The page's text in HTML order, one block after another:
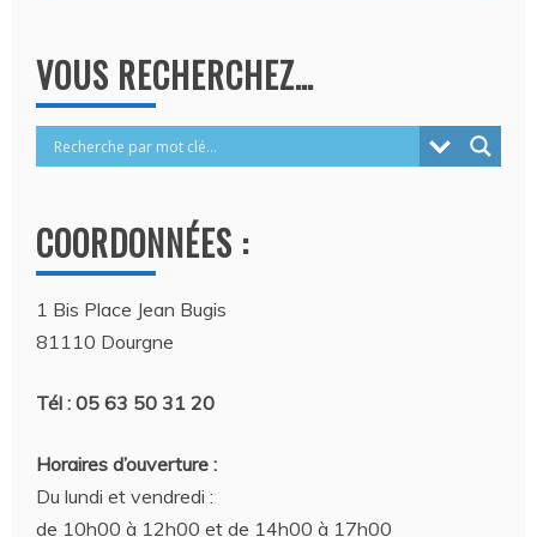
VOUS RECHERCHEZ…
COORDONNÉES :
1 Bis Place Jean Bugis
81110 Dourgne
Tél : 05 63 50 31 20
Horaires d’ouverture :
Du lundi et vendredi :
de 10h00 à 12h00 et de 14h00 à 17h00